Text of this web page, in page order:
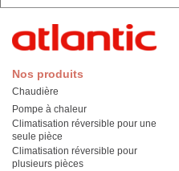
Nos produits
Chaudière
Pompe à chaleur
Climatisation réversible pour une
seule pièce
Climatisation réversible pour
plusieurs pièces